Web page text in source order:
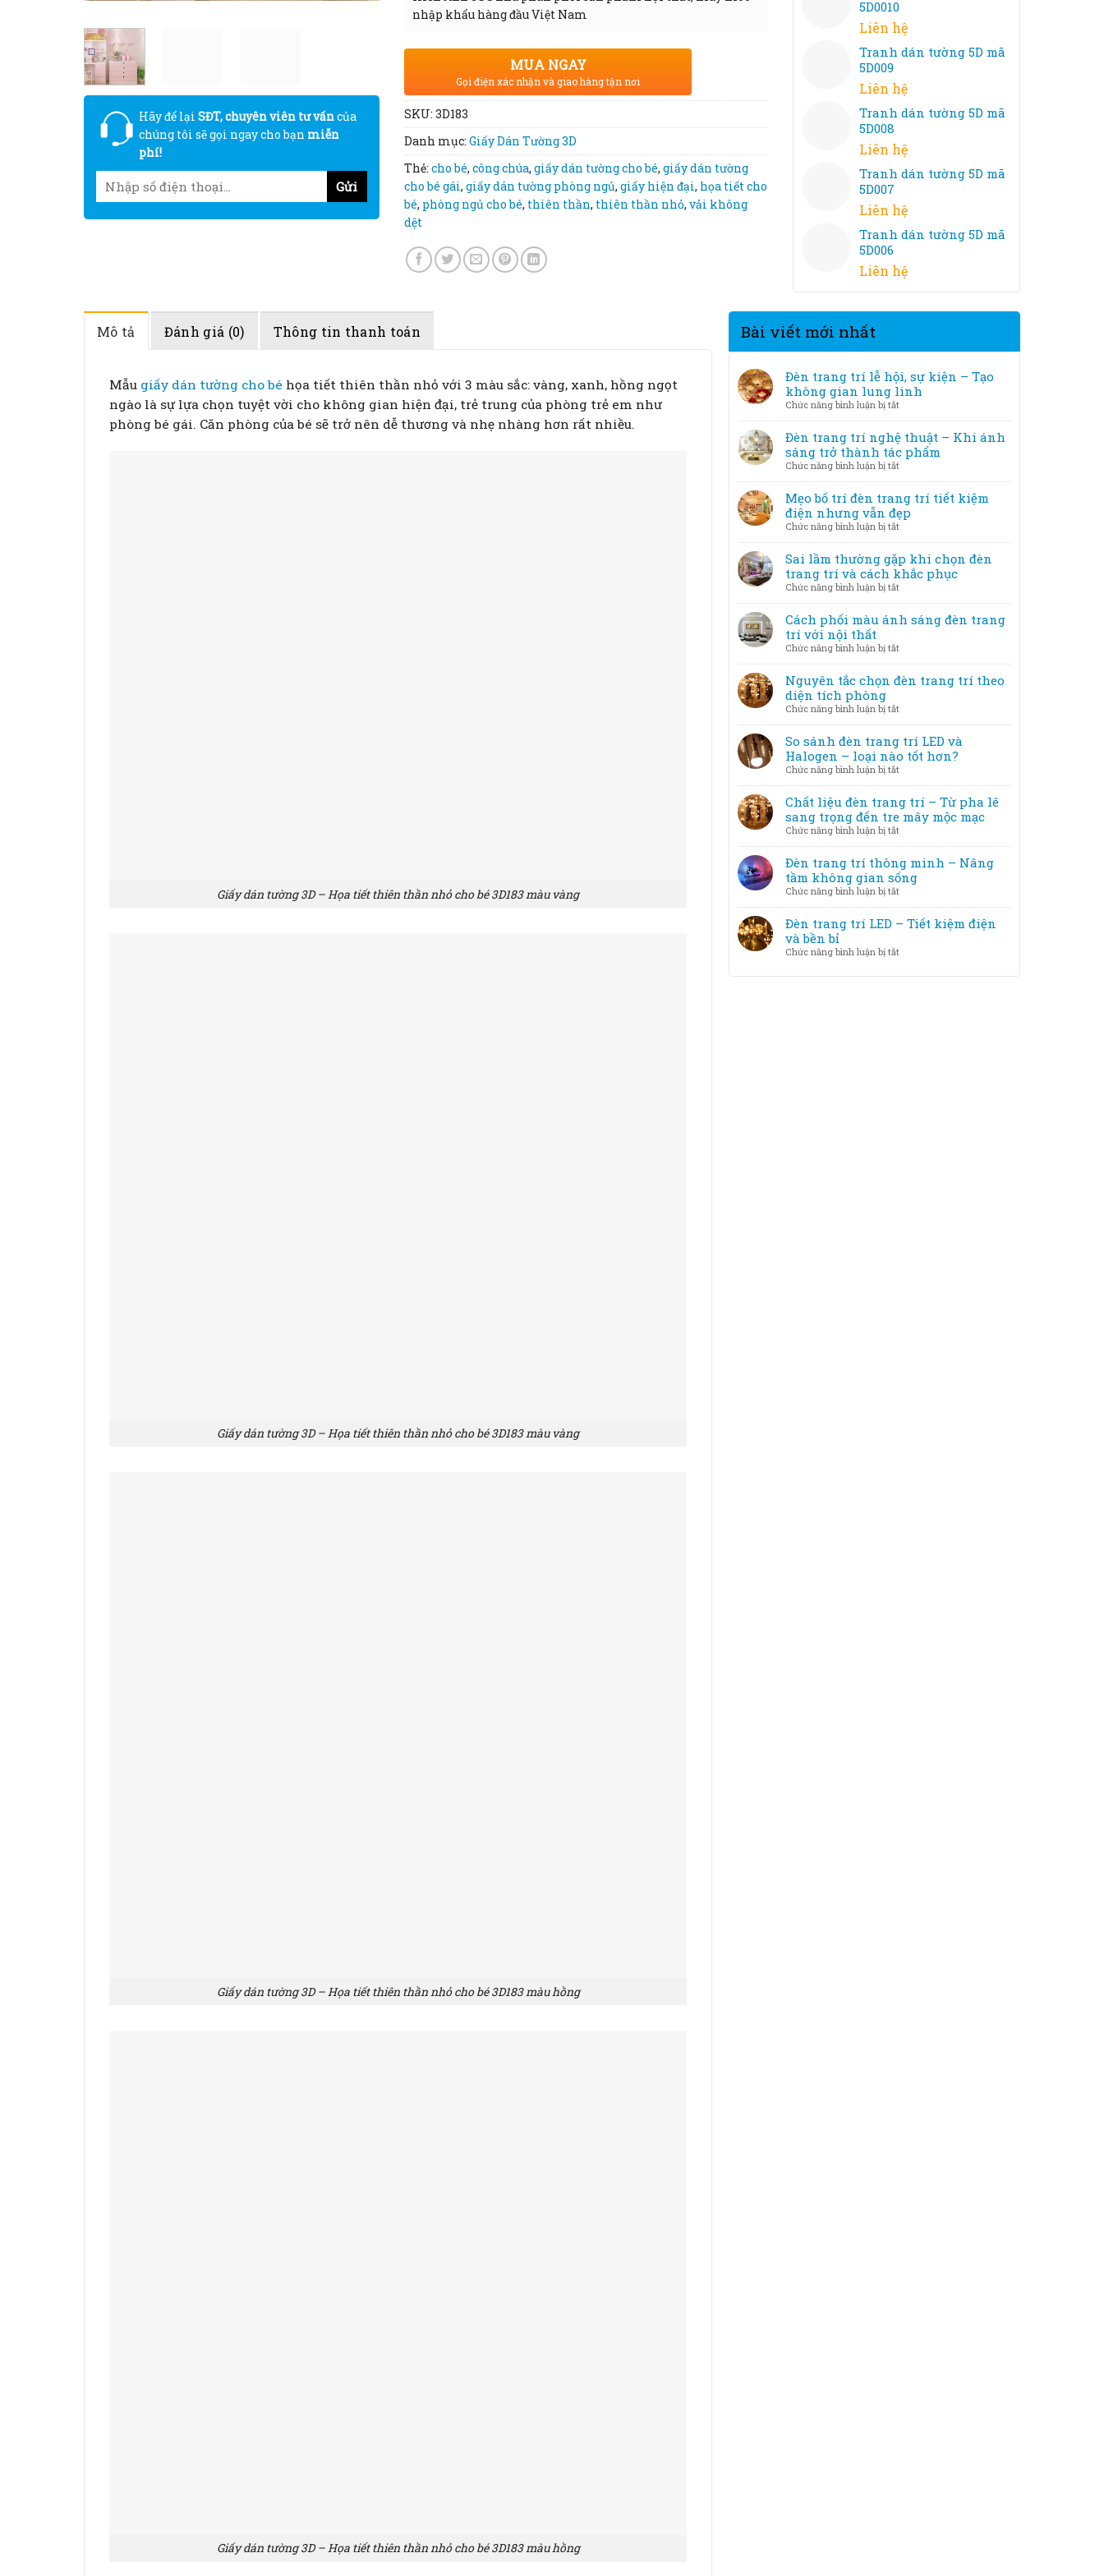
Hãy để lại SĐT, chuyên viên tư vấncủa
chúng tôi sẽ gọi ngay cho bạn miễn
phí!
nhập khẩu hàng đầu Việt Nam
MUA NGAY
Gọi điện xác nhận và giao hàng tận nơi
SKU: 3D183
Danh mục: Giấy Dán Tường 3D
Thẻ: cho bé, công chúa, giấy dán tường cho bé, giấy dán tường
cho bé gái, giấy dán tường phòng ngủ, giấy hiện đại, họa tiết cho
bé, phòng ngủ cho bé, thiên thần, thiên thần nhỏ, vải không
dệt
5D0010
Liên hệ
Tranh dán tường 5D mã
5D009
Liên hệ
Tranh dán tường 5D mã
5D008
Liên hệ
Tranh dán tường 5D mã
5D007
Liên hệ
Tranh dán tường 5D mã
5D006
Liên hệ
Mô tả Đánh giá (0) Thông tin thanh toán
Mẫu giấy dán tường cho bé họa tiết thiên thần nhỏ với 3 màu sắc: vàng, xanh, hồng ngọt
ngào là sự lựa chọn tuyệt vời cho không gian hiện đại, trẻ trung của phòng trẻ em như
phòng bé gái. Căn phòng của bé sẽ trở nên dễ thương và nhẹ nhàng hơn rất nhiều.
Giấy dán tường 3D – Họa tiết thiên thần nhỏ cho bé 3D183 màu vàng
Giấy dán tường 3D – Họa tiết thiên thần nhỏ cho bé 3D183 màu vàng
Giấy dán tường 3D – Họa tiết thiên thần nhỏ cho bé 3D183 màu hồng
Giấy dán tường 3D – Họa tiết thiên thần nhỏ cho bé 3D183 màu hồng
Bài viết mới nhất
Đèn trang trí lễ hội, sự kiện – Tạo
không gian lung linh
Chức năng bình luận bị tắtở
trang
lễ
kiện
–
Tạo
gian
lung
linh
Đèn trang trí nghệ thuật – Khi ánh
sáng trở thành tác phẩm
Chức năng bình luận bị tắtở
trang
trí
nghệ
Khi
ánh
sáng
thành
phẩm
Mẹo bố trí đèn trang trí tiết kiệm
điện nhưng vẫn đẹp
Chức năng bình luận bị tắtở
trí
đèn
tiết
điện
vẫn
Sai lầm thường gặp khi chọn đèn
trang trí và cách khắc phục
Chức năng bình luận bị tắtở
lầm
đèn
trí
cách
khắc
phục
Cách phối màu ánh sáng đèn trang
trí với nội thất
Chức năng bình luận bị tắtở
phối
trang
trí
với
thất
Nguyên tắc chọn đèn trang trí theo
diện tích phòng
Chức năng bình luận bị tắtở
tắc
chọn
đèn
theo
diện
tích
So sánh đèn trang trí LED và
Halogen – loại nào tốt hơn?
Chức năng bình luận bị tắtở
sánh
đèn
trang
và
Halogen
–
nào
hơn?
Chất liệu đèn trang trí – Từ pha lê
sang trọng đến tre mây mộc mạc
Chức năng bình luận bị tắtở
đèn
trang
Từ
lê
Đèn trang trí thông minh – Nâng
tầm không gian sống
Chức năng bình luận bị tắtở
trang
Đèn trang trí LED – Tiết kiệm điện
và bền bỉ
Chức năng bình luận bị tắtở